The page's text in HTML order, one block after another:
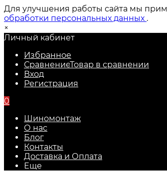
Для улучшения работы сайта мы
обработки персональных данных .
×
Личный кабинет
Избранное
СравнениеТовар в сравнении
Вход
Регистрация
0
Шиномонтаж
О нас
Блог
Контакты
Доставка и Оплата
Еще